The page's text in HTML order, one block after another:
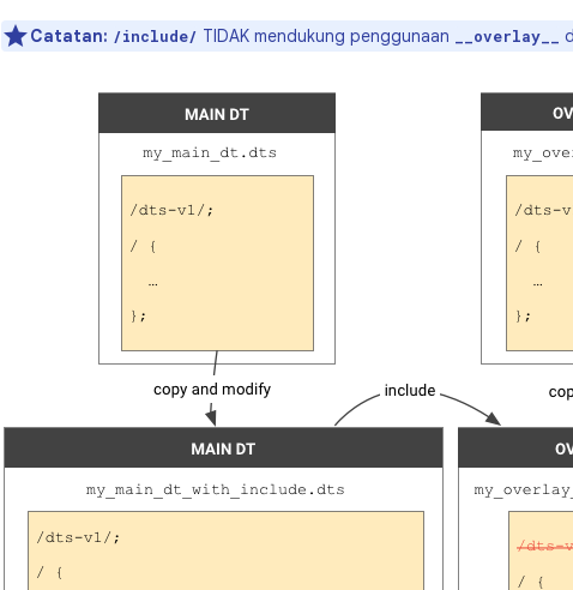
Catatan: /include/ TIDAK mendukung penggunaan __overlay__